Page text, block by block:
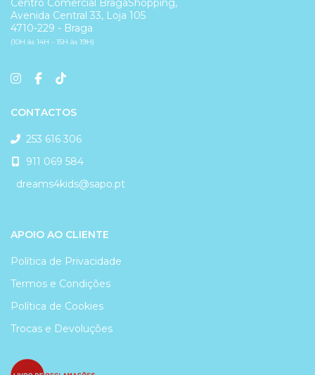
Avenida Central 33, Loja 105
4710-229 - Braga
(10H às 14H - 15H às 19H)
CONTACTOS
253 616 306
911 069 584
dreams4kids@sapo.pt
APOIO AO CLIENTE
Política de Privacidade
Termos e Condições
Política de Cookies
Trocas e Devoluções